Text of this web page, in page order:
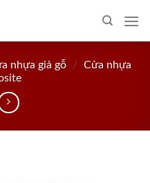
nhựa giả gỗ /
Cửa nhựa